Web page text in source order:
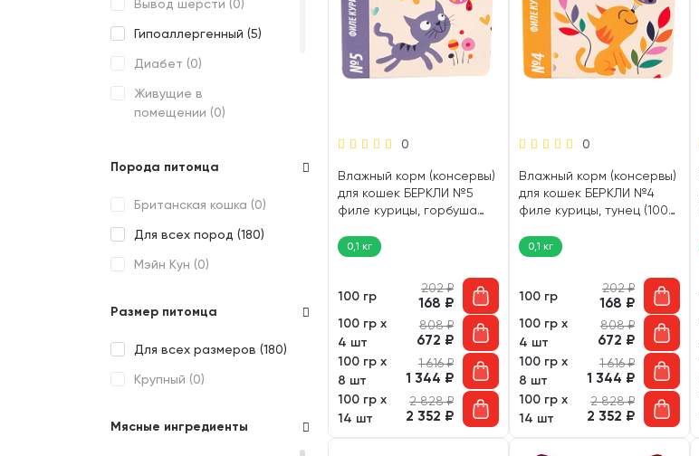
FELIX (0)
GEMON (0)
GINA (0)
GO! KITCHEN ( 10
GRAND PRIX (
HAPPY CAT (0
INABA (0)
KARMY (0)
Вывод шерсти (0)
Гипоаллергенный (5)
Диабет (0)
Живущие в
помещении (0)
Заболевания печени (
Заболевания почек (
Избыточный вес (0)
Иммунитет и внутренние
Кастрация и
Кожа и шерсть ( 4
МКБ профилактика (
Порода питомца
Британская кошка (0)
Для всех пород (180)
Мэйн Кун (0)
Размер питомца
Для всех размеров (180)
Крупный (0)
Мясные ингредиенты
0
Влажный корм (консервы)
для кошек БЕРКЛИ №5
филе курицы, горбуша
0,1 кг
100 гр
202₽
168 ₽
100 гр х
4 шт
808₽
672 ₽
100 гр х
8 шт
1 616₽
1 344 ₽
100 гр х
14 шт
2 828₽
2 352 ₽
0
Влажный корм (консервы)
для кошек БЕРКЛИ №4
филе курицы, тунец (100
0,1 кг
100 гр
202₽
168 ₽
100 гр х
4 шт
808₽
672 ₽
100 гр х
8 шт
1 616₽
1 344 ₽
100 гр х
14 шт
2 828₽
2 352 ₽